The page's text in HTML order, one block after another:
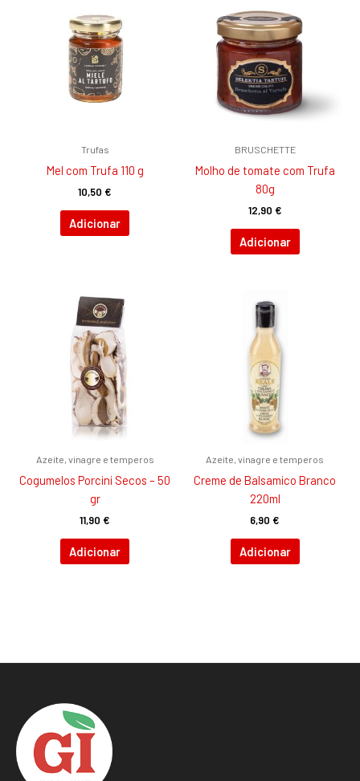
Trufas
Mel com Trufa 110 g
10,50 €
Adicionar
BRUSCHETTE
Molho de tomate com Trufa
80g
12,90 €
Adicionar
Azeite, vinagre e temperos
Cogumelos Porcini Secos – 50
gr
11,90 €
Adicionar
Azeite, vinagre e temperos
Creme de Balsamico Branco
220ml
6,90 €
Adicionar